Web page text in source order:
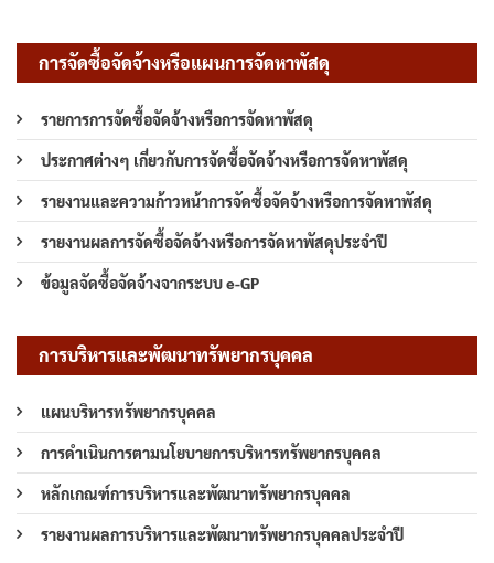
การจัดซื้อจัดจ้างหรือแผนการจัดหาพัสดุ
รายการการจัดซื้อจัดจ้างหรือการจัดหาพัสดุ
ประกาศต่างๆ เกี่ยวกับการจัดซื้อจัดจ้างหรือการจัดหาพัสดุ
รายงานและความก้าวหน้าการจัดซื้อจัดจ้างหรือการจัดหาพัสดุ
รายงานผลการจัดซื้อจัดจ้างหรือการจัดหาพัสดุประจำปี
ข้อมูลจัดซื้อจัดจ้างจากระบบ e-GP
การบริหารและพัฒนาทรัพยากรบุคคล
แผนบริหารทรัพยากรบุคคล
การดำเนินการตามนโยบายการบริหารทรัพยากรบุคคล
หลักเกณฑ์การบริหารและพัฒนาทรัพยากรบุคคล
รายงานผลการบริหารและพัฒนาทรัพยากรบุคคลประจำปี